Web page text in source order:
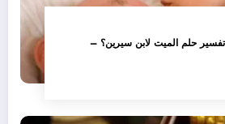
حلم الميت لابن سيرين؟ –